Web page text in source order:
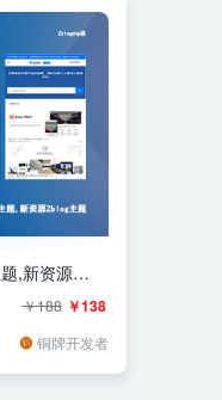
,新资源
￥138
￥188
铜牌开发者